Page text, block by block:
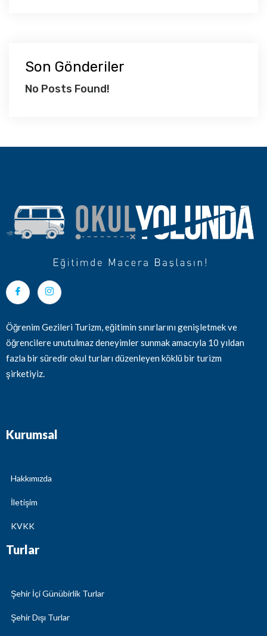
Son Gönderiler
No Posts Found!
Öğrenim Gezileri Turizm, eğitimin sınırlarını genişletmek ve
öğrencilere unutulmaz deneyimler sunmak amacıyla 10 yıldan
fazla bir süredir okul turları düzenleyen köklü bir turizm
şirketiyiz.
Kurumsal
Hakkımızda
İletişim
KVKK
Turlar
Şehir İçi Günübirlik Turlar
Şehir Dışı Turlar